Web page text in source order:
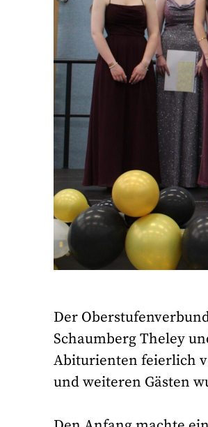
Der
Schaumberg Theley
Abiturienten feierlich
und weiteren Gästen